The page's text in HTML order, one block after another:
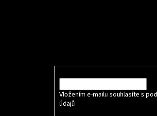
Vložením e-mailu souhlasíte s
údajů